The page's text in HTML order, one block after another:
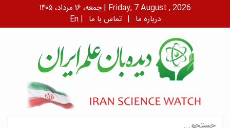
جمعه، ۱۶ مرداد، ۱۴۰۵ | Friday, 7 August , 2026
En | درباره ما | تماس با ما